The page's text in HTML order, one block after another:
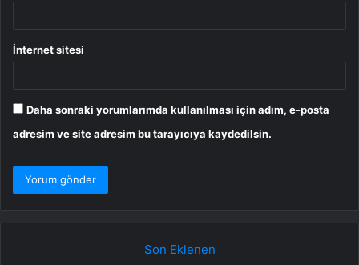
İnternet sitesi
Daha sonraki yorumlarımda kullanılması için adım, e-posta
adresim ve site adresim bu tarayıcıya kaydedilsin.
Son Eklenen